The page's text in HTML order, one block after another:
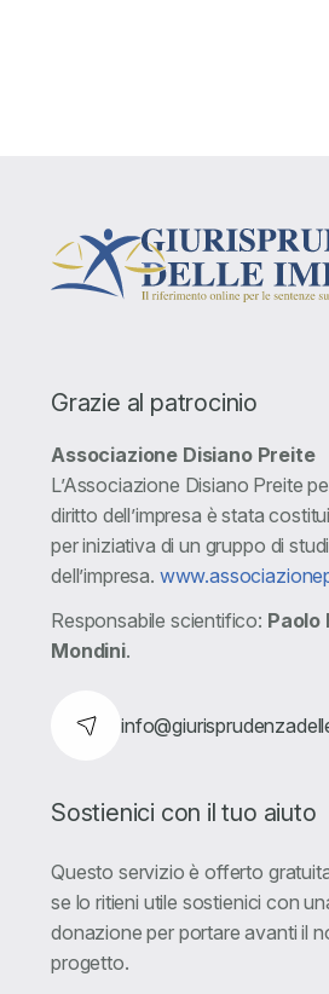
Grazie al patrocinio
Associazione Disiano Preite
L’Associazione Disiano Preite
diritto dell’impresa è stata
per iniziativa di un gruppo di
dell’impresa.
Responsabile scientifico: Paolo
Mondini.
Sostienici con il tuo aiuto
Questo servizio è offerto
se lo ritieni utile sostienici con
donazione per portare avanti il
progetto.